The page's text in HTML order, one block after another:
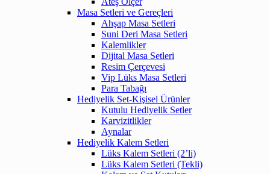
Masa Setleri ve Gereçleri
Ahşap Masa Setleri
Suni Deri Masa Setleri
Kalemlikler
Dijital Masa Setleri
Resim Çerçevesi
Vip Lüks Masa Setleri
Para Tabağı
Hediyelik Set-Kişisel Ürünler
Kutulu Hediyelik Setler
Karvizitlikler
Aynalar
Hediyelik Kalem Setleri
Lüks Kalem Setleri (2’li)
Lüks Kalem Setleri (Tekli)